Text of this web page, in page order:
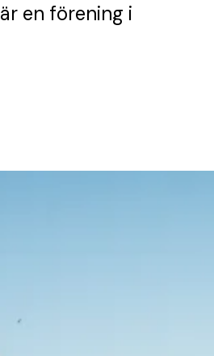
är en förening i